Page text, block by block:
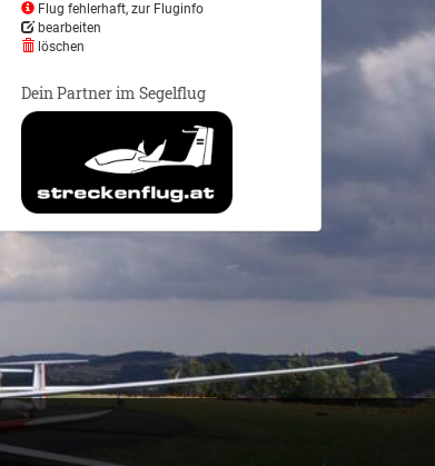
Flug fehlerhaft, zur Fluginfo
bearbeiten
löschen
Dein Partner im Segelflug